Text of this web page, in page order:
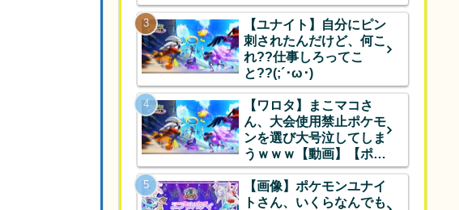
【ユナイト】自分にピン
刺されたんだけど、何こ
れ??仕事しろってこ
と??(;´･ω･)
【ワロタ】まこマコさ
ん、大会使用禁止ポケモ
ンを選び大号泣してしま
うｗｗｗ【動画】【ポケ
モンユナイト】
【画像】ポケモンユナイ
トさん、いくらなんでも